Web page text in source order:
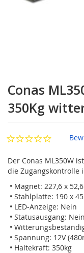
Anfang
der
Bildgalerie
springen
Conas
350Kg
Der Conas ML350W
die Zugangskontrolle
• Magnet: 227,6 x
• Stahlplatte: 190 x
• LED-Anzeige: Nein
• Statusausgang: Nein
•
• Spannung: 12V
• Haltekraft: 350kg